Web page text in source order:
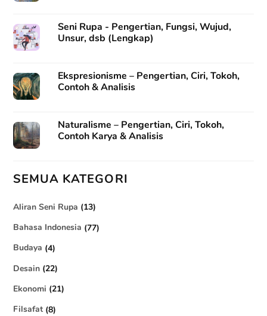
Seni Rupa - Pengertian, Fungsi, Wujud,
Unsur, dsb (Lengkap)
Ekspresionisme – Pengertian, Ciri, Tokoh,
Contoh & Analisis
Naturalisme – Pengertian, Ciri, Tokoh,
Contoh Karya & Analisis
SEMUA KATEGORI
Aliran Seni Rupa (13)
Bahasa Indonesia (77)
Budaya (4)
Desain (22)
Ekonomi (21)
Filsafat (8)